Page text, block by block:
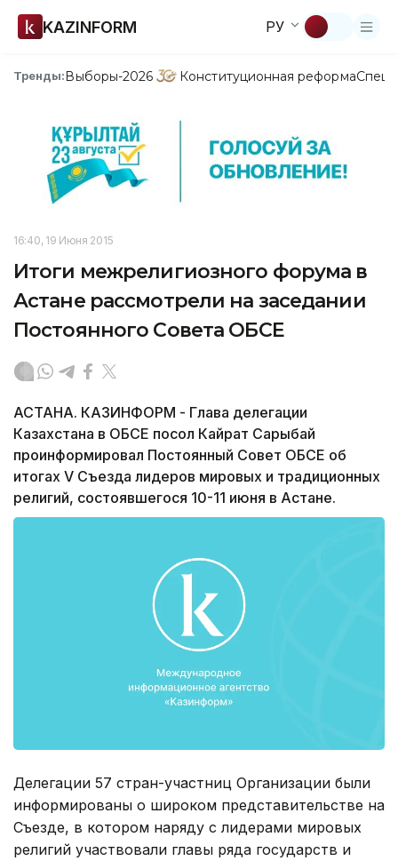
KAZINFORM РУ
Тренды:Выборы-2026 Конституционная реформа
16:40, 19 Июня 2015
Итоги межрелигиозного форума в
Астане рассмотрели на заседании
Постоянного Совета ОБСЕ
АСТАНА. КАЗИНФОРМ - Глава делегации
Казахстана в ОБСЕ посол Кайрат Сарыбай
проинформировал Постоянный Совет ОБСЕ об
итогах V Съезда лидеров мировых и традиционных
религий, состоявшегося 10-11 июня в Астане.
Делегации 57 стран-участниц Организации были
информированы о широком представительстве на
Съезде, в котором наряду с лидерами мировых
религий участвовали главы ряда государств и